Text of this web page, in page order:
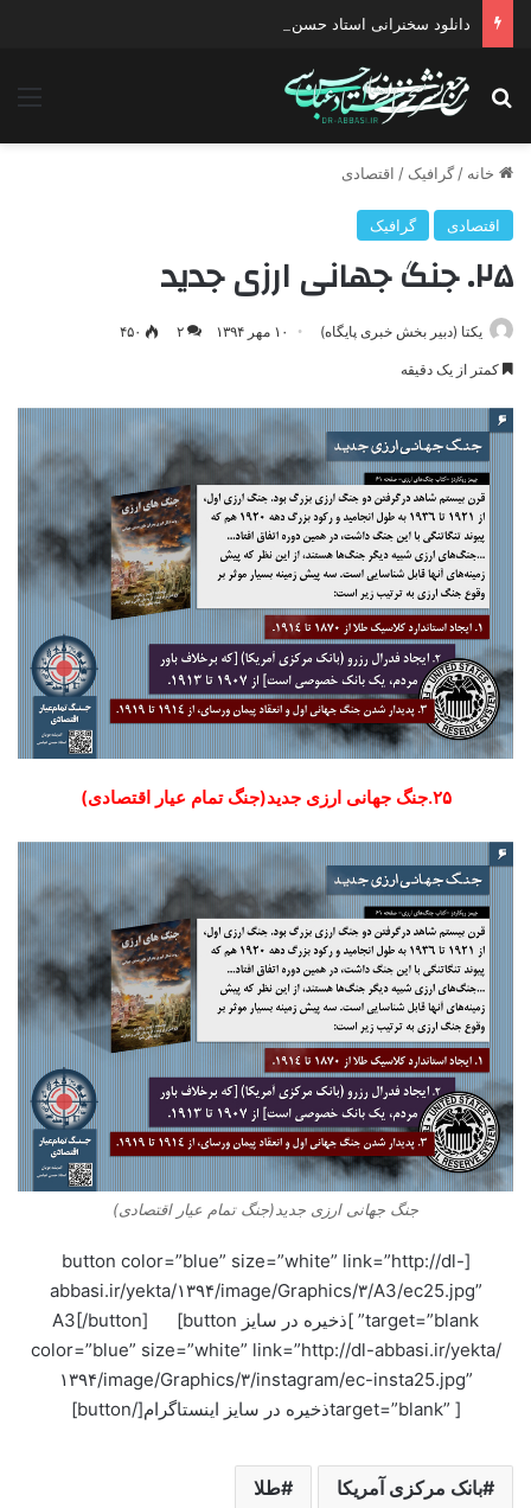
دانلود سخنرانی استاد حسن عباسی با موضوع چهار انتخاب ۱۴۰۰
جستجو برای
خانه / گرافیک / اقتصادی
اقتصادی گرافیک
۲۵. جنگ جهانی ارزی جدید
یکتا (دبیر بخش خبری پایگاه) ۱۰ مهر ۱۳۹۴ ۲ ۴۵۰
کمتر از یک دقیقه
۲۵.جنگ جهانی ارزی جدید(جنگ تمام عیار اقتصادی)
جنگ جهانی ارزی جدید(جنگ تمام عیار اقتصادی)
[button color=”blue” size=”white” link=”http://dl-
abbasi.ir/yekta/۱۳۹۴/image/Graphics/۳/A3/ec25.jpg”
target=”blank” ]ذخیره در سایز A3[/button] [button
color=”blue” size=”white” link=”http://dl-abbasi.ir/yekta/
۱۳۹۴/image/Graphics/۳/instagram/ec-insta25.jpg”
target=”blank” ]ذخیره در سایز اینستاگرام[/button]
بانک مرکزی آمریکا طلا